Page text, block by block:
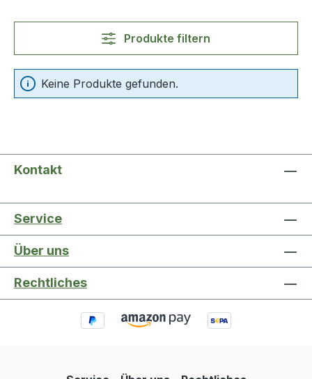
Produkte filtern
Keine Produkte gefunden.
Kontakt
Service
Über uns
Rechtliches